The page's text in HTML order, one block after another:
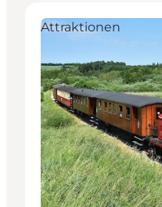
Attraktionen